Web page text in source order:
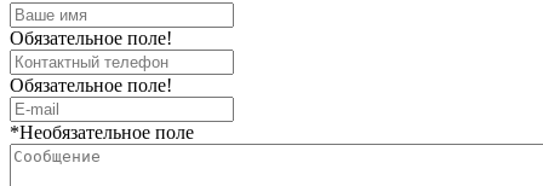
Обязательное поле!
Обязательное поле!
*Необязательное поле